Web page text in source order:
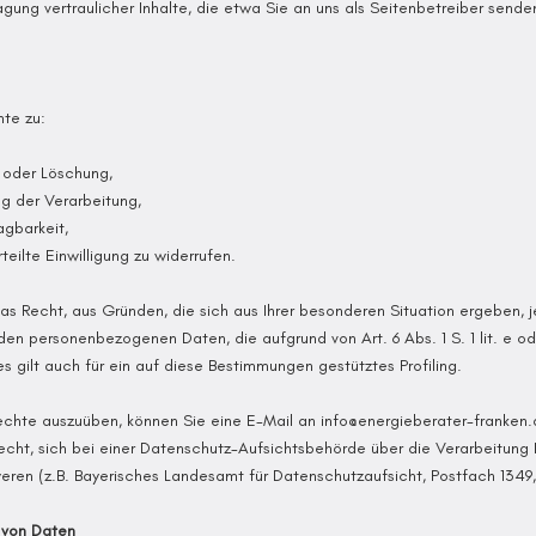
vertraulicher Inhalte, die etwa Sie an uns als Seitenbetreiber
zu:
Löschung,
der Verarbeitung,
Einwilligung zu widerrufen.
Recht, aus Gründen, die sich aus Ihrer besonderen Situation ergeben,
personenbezogenen Daten, die aufgrund von Art. 6 Abs. 1 S. 1 lit. e
gilt auch für ein auf diese Bestimmungen gestütztes Profiling.
auszuüben, können Sie eine E-Mail an info@energieberater-
sich bei einer Datenschutz-Aufsichtsbehörde über die Verarbeitung
(z.B. Bayerisches Landesamt für Datenschutzaufsicht, Postfach
Daten